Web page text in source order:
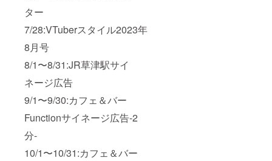
ター
7/28:VTuberスタイル2023年
8月号
8/1〜8/31:JR草津駅サイ
ネージ広告
9/1〜9/30:カフェ＆バー
Functionサイネージ広告-2
分-
10/1〜10/31:カフェ＆バー